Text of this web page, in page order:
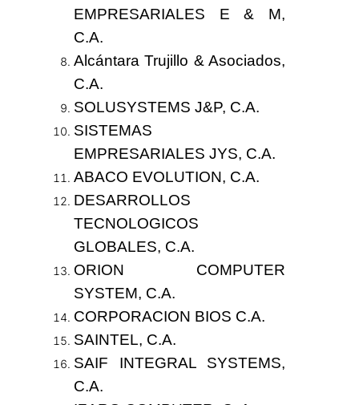
EMPRESARIALES E & M,
C.A.
Alcántara Trujillo & Asociados,
C.A.
SOLUSYSTEMS J&P, C.A.
SISTEMAS
EMPRESARIALES JYS, C.A.
ABACO EVOLUTION, C.A.
DESARROLLOS
TECNOLOGICOS
GLOBALES, C.A.
ORION COMPUTER
SYSTEM, C.A.
CORPORACION BIOS C.A.
SAINTEL, C.A.
SAIF INTEGRAL SYSTEMS,
C.A.